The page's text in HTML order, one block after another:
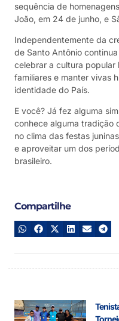
sequência de
João, em 24 de junho, e
Independentemente da
de Santo Antônio
celebrar a cultura popular
familiares e manter vivas
identidade do País.
E você? Já fez alguma
conhece alguma tradição
no clima das festas
e aproveitar um dos
brasileiro.
Compartilhe